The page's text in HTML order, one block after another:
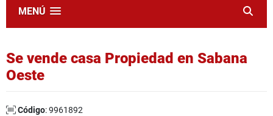
MENÚ
Se vende casa Propiedad en Sabana
Oeste
Código: 9961892